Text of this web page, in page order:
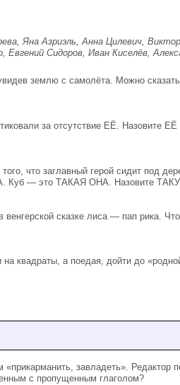
Яна Азриэль, Анна Цилевич,
Сидоров, Иван Киселёв,
землю с самолёта. Можно
за отсутствие ЕЁ. Назовите
что заглавный герой сидит под
Куб — это ТАКАЯ ОНА. Назовите
сказке лиса — пап рика.
квадраты, а поедая, дойти до
завладеть». Редактор
с пропущенным глаголом?